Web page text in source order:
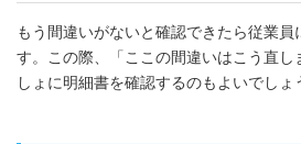
もう間違いがないと確認できたら従業員
す。この際、「ここの間違いはこう直し
しょに明細書を確認するのもよいでしょ